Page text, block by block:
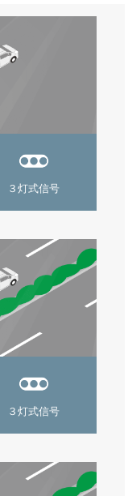
３灯式信号
３灯式信号